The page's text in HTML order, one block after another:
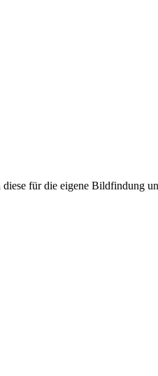
für die eigene Bildfindung